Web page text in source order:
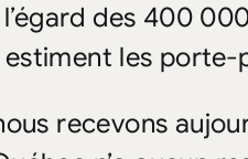
des 400
estiment les
recevons